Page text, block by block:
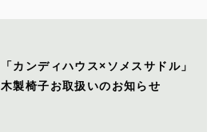
「カンディハウス×ソメスサドル」
木製椅子お取扱いのお知らせ